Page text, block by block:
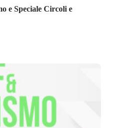
e Speciale Circoli e